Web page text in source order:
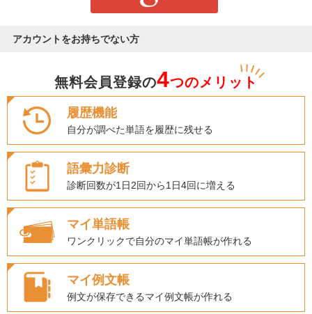
アカウントをお持ちでない方
無料会員登録の4つのメリット
履歴機能
自分が調べた単語を履歴に残せる
語彙力診断
診断回数が1日2回から1日4回に増える
マイ単語帳
ワンクリックで自分のマイ単語帳が作れる
マイ例文帳
例文が保存できるマイ例文帳が作れる